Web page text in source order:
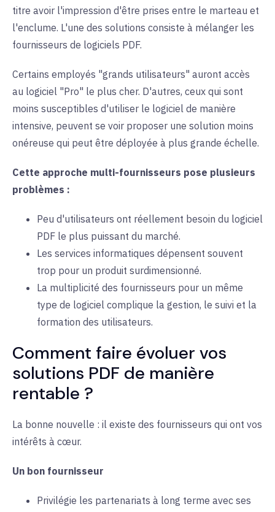
titre avoir l'impression d'être prises entre le marteau et
l'enclume. L'une des solutions consiste à mélanger les
fournisseurs de logiciels PDF.
Certains employés "grands utilisateurs" auront accès
au logiciel "Pro" le plus cher. D'autres, ceux qui sont
moins susceptibles d'utiliser le logiciel de manière
intensive, peuvent se voir proposer une solution moins
onéreuse qui peut être déployée à plus grande échelle.
Cette approche multi-fournisseurs pose plusieurs
problèmes :
Peu d'utilisateurs ont réellement besoin du logiciel
PDF le plus puissant du marché.
Les services informatiques dépensent souvent
trop pour un produit surdimensionné.
La multiplicité des fournisseurs pour un même
type de logiciel complique la gestion, le suivi et la
formation des utilisateurs.
Comment faire évoluer vos
solutions PDF de manière
rentable ?
La bonne nouvelle : il existe des fournisseurs qui ont vos
intérêts à cœur.
Un bon fournisseur
Privilégie les partenariats à long terme avec ses